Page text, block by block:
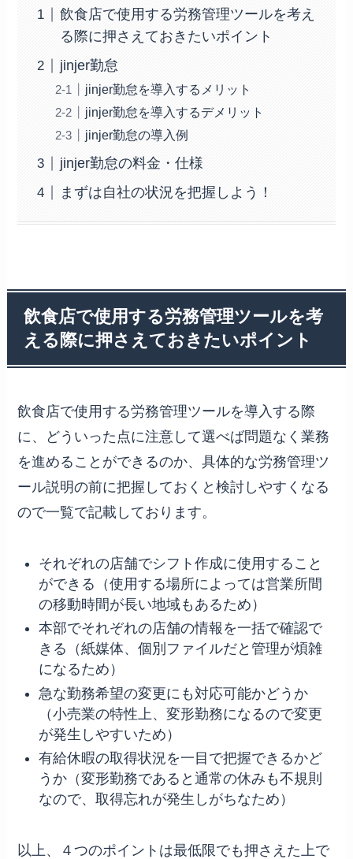
飲食店で使用する労務管理ツールを考え
る際に押さえておきたいポイント
jinjer勤怠
jinjer勤怠を導入するメリット
jinjer勤怠を導入するデメリット
jinjer勤怠の導入例
jinjer勤怠の料金・仕様
まずは自社の状況を把握しよう！
飲食店で使用する労務管理ツールを考
える際に押さえておきたいポイント
飲食店で使用する労務管理ツールを導入する際
に、どういった点に注意して選べば問題なく業務
を進めることができるのか、具体的な労務管理ツ
ール説明の前に把握しておくと検討しやすくなる
ので一覧で記載しております。
それぞれの店舗でシフト作成に使用すること
ができる（使用する場所によっては営業所間
の移動時間が長い地域もあるため）
本部でそれぞれの店舗の情報を一括で確認で
きる（紙媒体、個別ファイルだと管理が煩雑
になるため）
急な勤務希望の変更にも対応可能かどうか
（小売業の特性上、変形勤務になるので変更
が発生しやすいため）
有給休暇の取得状況を一目で把握できるかど
うか（変形勤務であると通常の休みも不規則
なので、取得忘れが発生しがちなため）
以上、４つのポイントは最低限でも押さえた上で